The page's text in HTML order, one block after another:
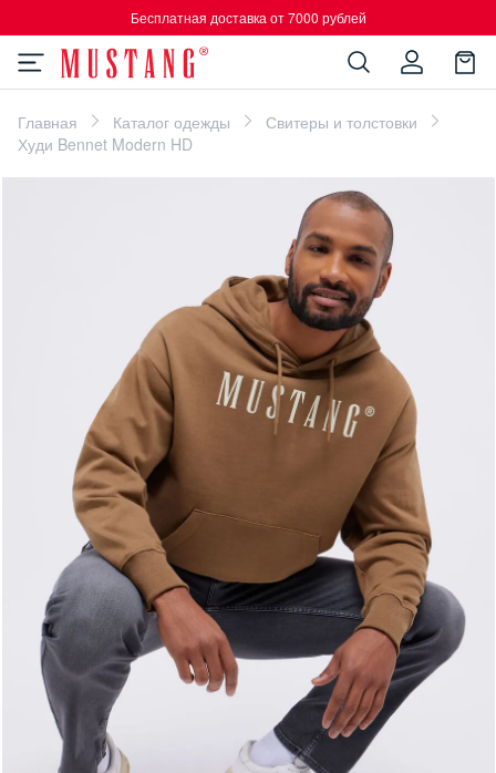
Бесплатная доставка от 7000 рублей
Главная Каталог одежды
Свитеры и толстовки
Худи Bennet Modern HD